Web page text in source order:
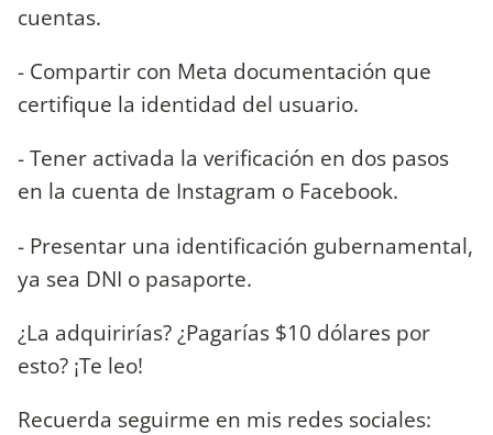
cuentas.
- Compartir con Meta documentación que
certifique la identidad del usuario.
- Tener activada la verificación en dos pasos
en la cuenta de Instagram o Facebook.
- Presentar una identificación gubernamental,
ya sea DNI o pasaporte.
¿La adquirirías? ¿Pagarías $10 dólares por
esto? ¡Te leo!
Recuerda seguirme en mis redes sociales: